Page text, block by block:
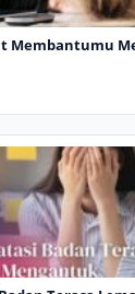
Membantumu